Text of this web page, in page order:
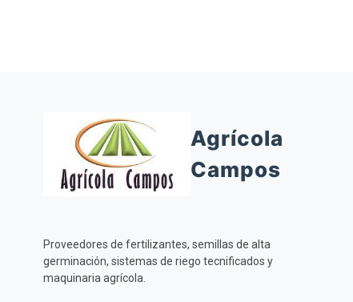
Agrícola
Campos
Proveedores de fertilizantes, semillas de alta
germinación, sistemas de riego tecnificados y
maquinaria agrícola.